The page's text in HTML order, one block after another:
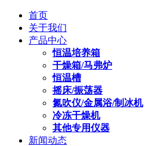
首页
关于我们
产品中心
恒温培养箱
干燥箱/马弗炉
恒温槽
摇床/振荡器
氮吹仪/金属浴/制冰机
冷冻干燥机
其他专用仪器
新闻动态